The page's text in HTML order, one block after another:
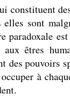
constituent
sont
paradoxale
êtres
des pouvoirs
à